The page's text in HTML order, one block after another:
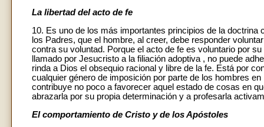
La libertad del acto de fe
10. Es uno de los más importantes principios de la
los Padres, que el hombre, al creer, debe responder
contra su voluntad. Porque el acto de fe es voluntario por
llamado por Jesucristo a la filiación adoptiva , no puede
rinda a Dios el obsequio racional y libre de la fe. Está por
cualquier género de imposición por parte de los hombres
contribuye no poco a favorecer aquel estado de cosas en
abrazarla por su propia determinación y a profesarla
El comportamiento de Cristo y de los Apóstoles